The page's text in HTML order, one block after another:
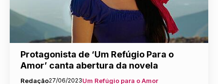
Protagonista de ‘Um Refúgio Para o
Amor’ canta abertura da novela
Redação27/06/2023Um Refúgio para o Amor